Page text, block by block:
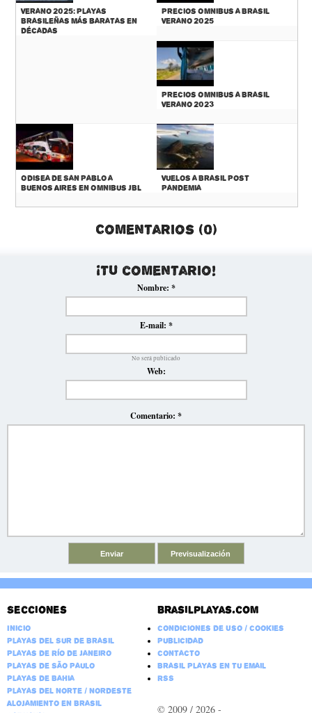
Verano 2025: Playas
Brasileñas más baratas en
décadas
Precios Omnibus a Brasil
Verano 2025
Precios Omnibus a Brasil
Verano 2023
Odisea de San Pablo a
Buenos Aires en Omnibus JBL
Vuelos a Brasil Post
Pandemia
Comentarios (0)
¡Tu comentario!
Nombre: *
E-mail: *
No será publicado
Web:
Comentario: *
Secciones
Inicio
Playas del Sur de Brasil
Playas de Río de Janeiro
Playas de São Paulo
Playas de Bahia
Playas del Norte / Nordeste
Alojamiento en Brasil
Brasilplayas.com
Condiciones de Uso / Cookies
Publicidad
Contacto
Brasil Playas en tu email
RSS
© 2009 / 2026 -